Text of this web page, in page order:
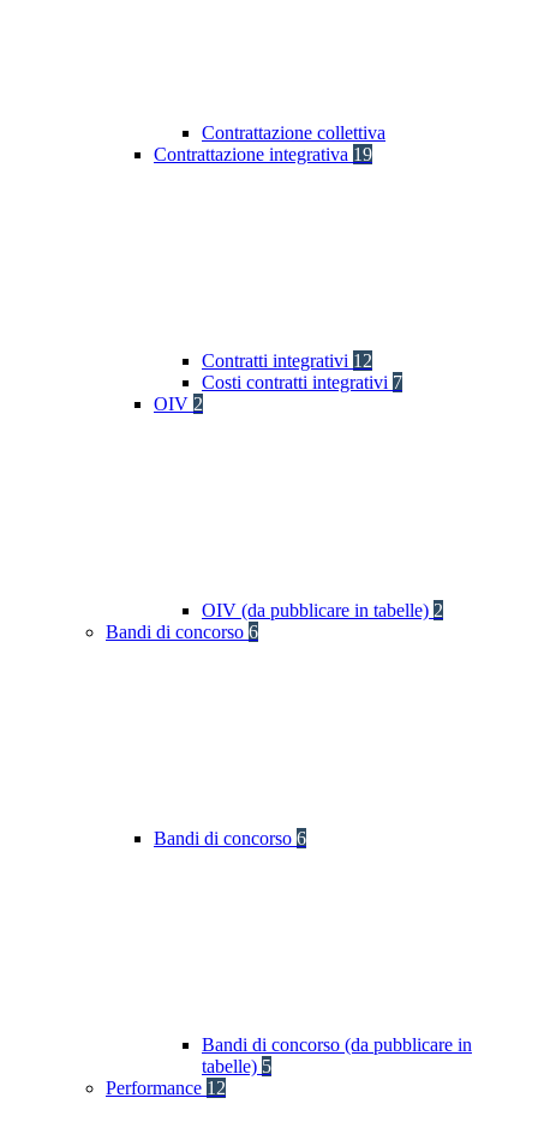
Contrattazione collettiva
Contrattazione integrativa 19
Contratti integrativi 12
Costi contratti integrativi 7
OIV 2
OIV (da pubblicare in tabelle) 2
Bandi di concorso 6
Bandi di concorso 6
Bandi di concorso (da pubblicare in
tabelle) 5
Performance 12